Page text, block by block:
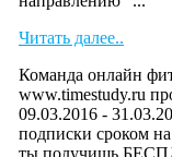
Читать далее..
Команда онлайн
www.timestudy.ru
09.03.2016 -
подписки сроком
ты получишь